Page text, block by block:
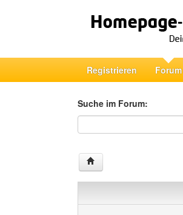
Registrieren Forum
Suche im Forum:
Suche im Forum